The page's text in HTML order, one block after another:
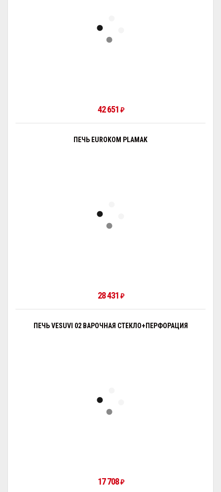
42 651 ₽
ПЕЧЬ EUROKOM PLAMAK
28 431 ₽
ПЕЧЬ VESUVI 02 ВАРОЧНАЯ СТЕКЛО+ПЕРФОРАЦИЯ
17 708₽